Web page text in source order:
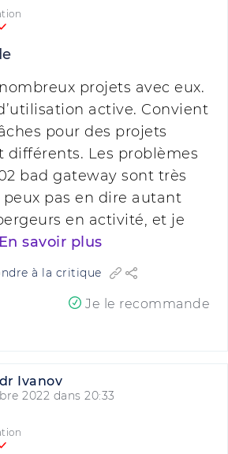
projets avec eux.
active. Convient
pour des projets
différents. Les problèmes
bad gateway sont très
peux pas en dire autant
en activité, et je
En savoir plus
à la critique
Je le recommande
Ivanov
2022 dans 20:33